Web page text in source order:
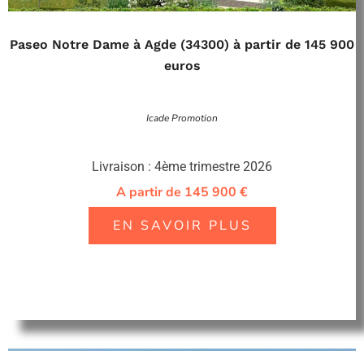
Paseo Notre Dame à Agde (34300) à partir de 145 900
euros
Icade Promotion
Livraison : 4ème trimestre 2026
A partir de 145 900 €
EN SAVOIR PLUS